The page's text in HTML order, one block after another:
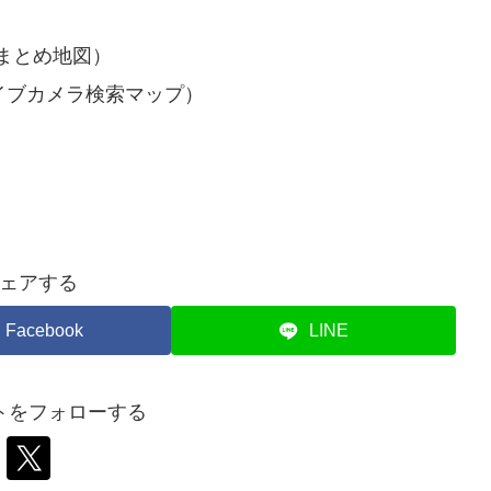
め地図）
カメラ検索マップ）
アする
Facebook LINE
をフォローする